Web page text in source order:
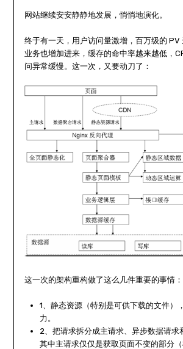
网站继续安安静静地发展，悄悄地演化。
终于有一天，用户访问量激增，百万级的 PV
业务也增加进来，缓存的命中率越来越低，
问异常缓慢。这一次，又要动刀了：
这一次的架构重构做了这么几件重要的事情：
1、静态资源（特别是可供下载的文件）
力。
2、把请求拆分成主请求、异步数据请求
其中主请求仅仅是获取页面不变的部分